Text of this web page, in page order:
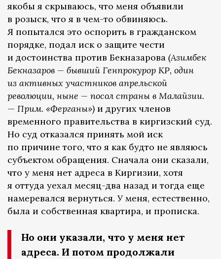
якобы я скрываюсь, что меня объявили
в розыск, что я в чем-то обвиняюсь.
Я попытался это оспорить в гражданском
порядке, подал иск о защите чести
и достоинства против Бекназарова (Азимбек
Бекназаров — бывший Генпрокурор КР, один
из активных участников апрельской
революции, ныне — посол страны в Малайзии.
— Прим. «Ферганы») и других членов
временного правительства в киргизский суд.
Но суд отказался принять мой иск
по причине того, что я как будто не являюсь
субъектом обращения. Сначала они сказали,
что у меня нет адреса в Киргизии, хотя
я оттуда уехал месяц-два назад и тогда еще
намеревался вернуться. У меня, естественно,
была и собственная квартира, и прописка.
Но они указали, что у меня нет
адреса. И потом продолжали